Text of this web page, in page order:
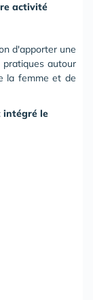
activité
d'apporter une
autour
la femme et de
intégré le